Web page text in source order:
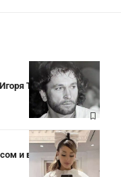
Талькова
и выплата 1,2 млн